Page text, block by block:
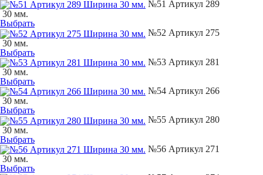
№51 Артикул 289
30 мм.
Выбрать
№52 Артикул 275
30 мм.
Выбрать
№53 Артикул 281
30 мм.
Выбрать
№54 Артикул 266
30 мм.
Выбрать
№55 Артикул 280
30 мм.
Выбрать
№56 Артикул 271
30 мм.
Выбрать